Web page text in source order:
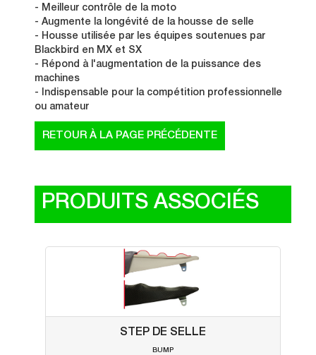
- Meilleur contrôle de la moto
- Augmente la longévité de la housse de selle
- Housse utilisée par les équipes soutenues par
Blackbird en MX et SX
- Répond à l'augmentation de la puissance des
machines
- Indispensable pour la compétition professionnelle
ou amateur
PRODUITS ASSOCIÉS
STEP DE SELLE
BUMP